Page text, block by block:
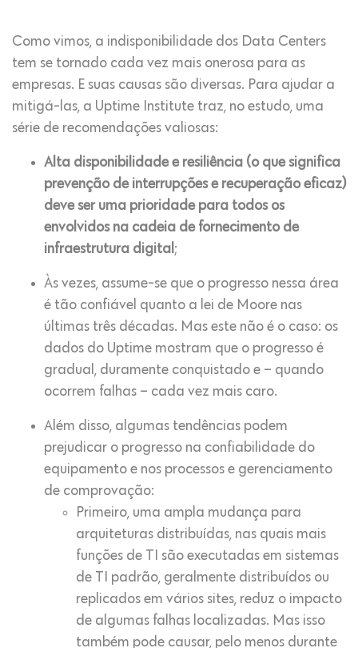
Como vimos, a indisponibilidade dos Data Centers
tem se tornado cada vez mais onerosa para as
empresas. E suas causas são diversas. Para ajudar a
mitigá-las, a Uptime Institute traz, no estudo, uma
série de recomendações valiosas:
Alta disponibilidade e resiliência (o que significa
prevenção de interrupções e recuperação eficaz)
deve ser uma prioridade para todos os
envolvidos na cadeia de fornecimento de
infraestrutura digital ;
Às vezes, assume-se que o progresso nessa área
é tão confiável quanto a lei de Moore nas
últimas três décadas. Mas este não é o caso: os
dados do Uptime mostram que o progresso é
gradual, duramente conquistado e – quando
ocorrem falhas – cada vez mais caro.
Além disso, algumas tendências podem
prejudicar o progresso na confiabilidade do
equipamento e nos processos e gerenciamento
de comprovação:
Primeiro, uma ampla mudança para
arquiteturas distribuídas, nas quais mais
funções de TI são executadas em sistemas
de TI padrão, geralmente distribuídos ou
replicados em vários sites, reduz o impacto
de algumas falhas localizadas. Mas isso
também pode causar, pelo menos durante